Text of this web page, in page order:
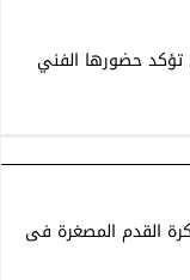
حضورها الفني
القدم المصغرة فى